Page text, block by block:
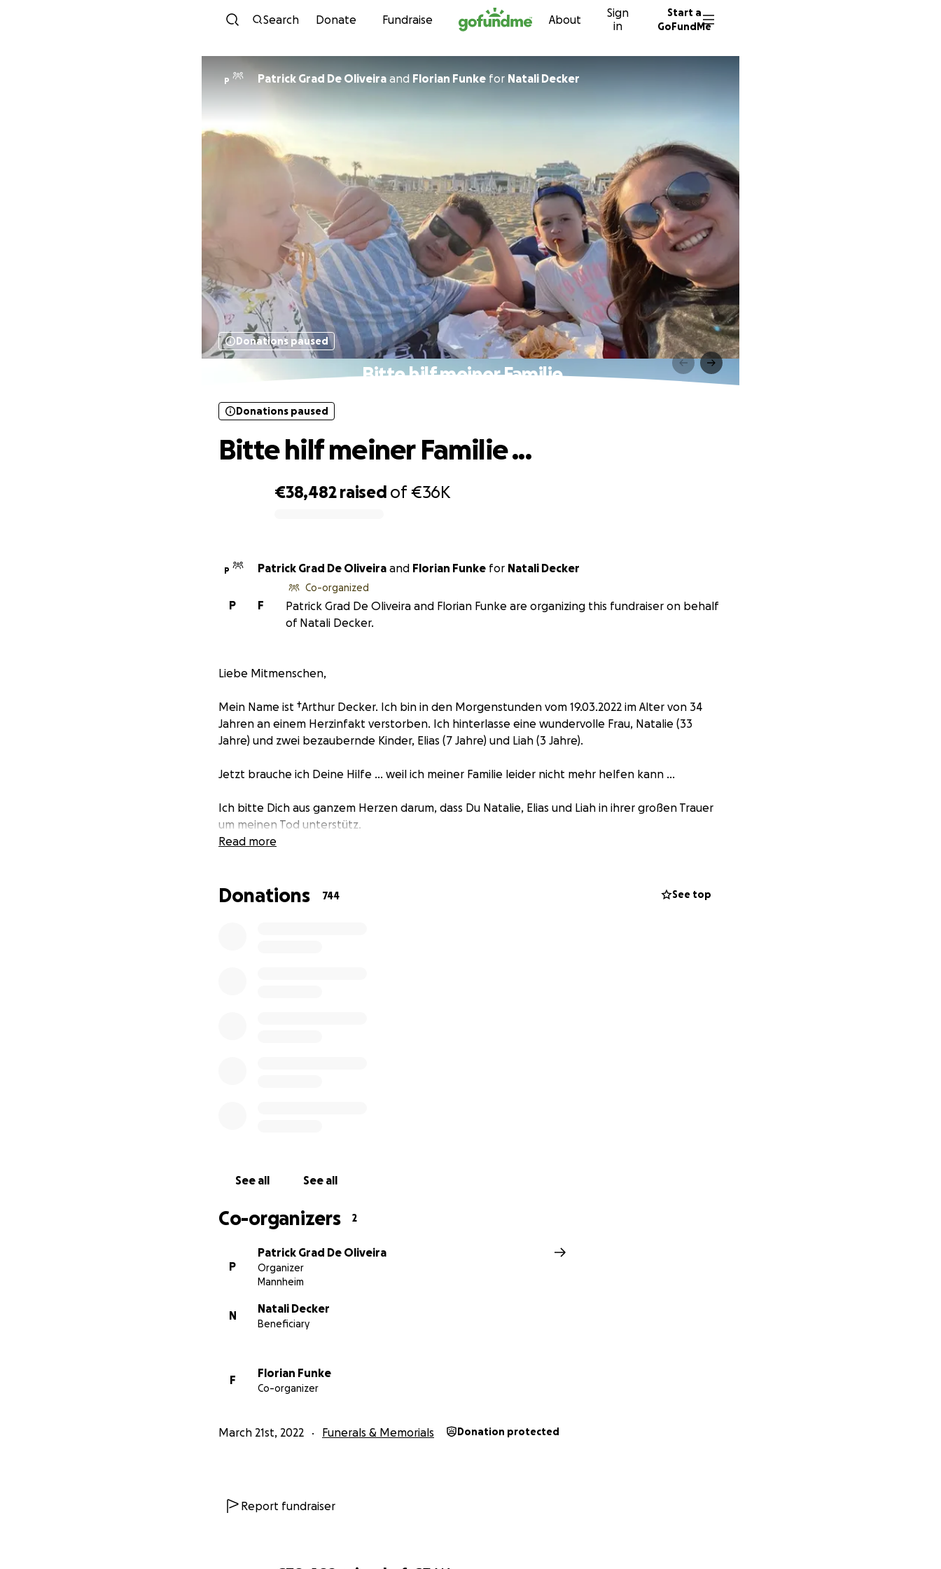
Skip to content
Search Donate Fundraise About
Sign
in
Start a
GoFundMe
P Patrick Grad De Oliveira and Florian Funke for Natali Decker
Donations paused
Bitte hilf meiner Familie ...
€38,482 raised of€36K
Donations paused
Bitte hilf meiner Familie ...
P Patrick Grad De Oliveira and Florian Funke for Natali Decker
F
P
Co-organized
Patrick Grad De Oliveira and Florian Funke are organizing this fundraiser on behalf
of Natali Decker.
Liebe Mitmenschen,
Mein Name ist †Arthur Decker. Ich bin in den Morgenstunden vom 19.03.2022 im Alter von 34
Jahren an einem Herzinfakt verstorben. Ich hinterlasse eine wundervolle Frau, Natalie (33
Jahre) und zwei bezaubernde Kinder, Elias (7 Jahre) und Liah (3 Jahre).
Jetzt brauche ich Deine Hilfe ... weil ich meiner Familie leider nicht mehr helfen kann ...
Ich bitte Dich aus ganzem Herzen darum, dass Du Natalie, Elias und Liah in ihrer großen Trauer
um meinen Tod unterstütz.
Read more
Donations 744 See top
See all See all
Co-organizers 2
P
Patrick Grad De Oliveira
Organizer
Mannheim
N
Natali Decker
Beneficiary
F
Florian Funke
Co-organizer
March 21st, 2022 Funerals & Memorials Donation protected
Report fundraiser